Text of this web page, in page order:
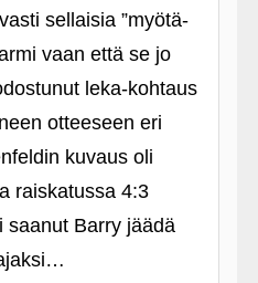
sellaisia ”myötä-
vaan että se jo
leka-kohtaus
otteeseen eri
kuvaus oli
raiskatussa 4:3
saanut Barry jäädä